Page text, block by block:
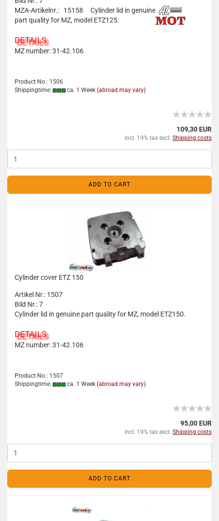
MZA-Artikelnr.: 15158
Cylinder lid in genuine
part quality for MZ, model ETZ125.
DETAILS
MZ number: 31-42.106
Product No.: 1506
Shippingtime:
ca. 1 Week (abroad may vary)
109,30 EUR
incl. 19% tax excl. Shipping costs
ADD TO CART
Cylinder cover ETZ 150
Artikel Nr.: 1507
Bild Nr.: 7
Cylinder lid in genuine part quality for MZ, model ETZ150.
DETAILS
MZ number: 31-42.106
Product No.: 1507
Shippingtime:
ca. 1 Week (abroad may vary)
95,00 EUR
incl. 19% tax excl. Shipping costs
ADD TO CART